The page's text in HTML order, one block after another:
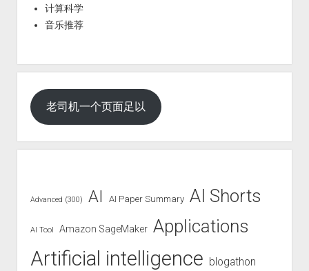
计算科学
音乐推荐
老司机一个页面足以
Advanced (300) AI AI Paper Summary AI Shorts
AI Tool Amazon SageMaker Applications
Artificial intelligence blogathon